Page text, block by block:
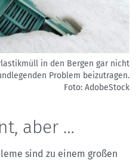
in den Bergen gar nicht
Problem beizutragen.
Foto: AdobeStock
aber …
sind zu einem großen